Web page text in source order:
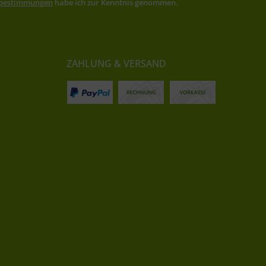
habe ich zur Kenntnis genommen.
ZAHLUNG & VERSAND